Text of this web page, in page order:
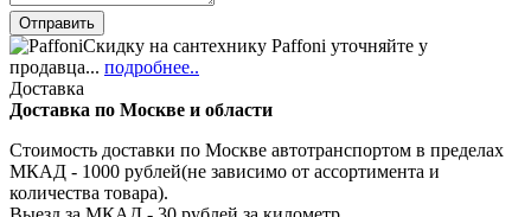
Скидку на сантехнику Paffoni уточняйте у
продавца... подробнее..
Доставка
Доставка по Москве и области
Стоимость доставки по Москве автотранспортом в пределах
МКАД - 1000 рублей(не зависимо от ассортимента и
количества товара).